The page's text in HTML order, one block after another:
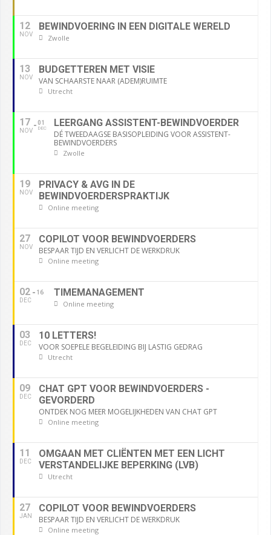
12
NOV
BEWINDVOERING IN EEN DIGITALE WERELD
Zwolle
13
NOV
BUDGETTEREN MET VISIE
VAN SCHAARSTE NAAR (ADEM)RUIMTE
Utrecht
17
NOV
01
DEC LEERGANG ASSISTENT-BEWINDVOERDER
DÉ TWEEDAAGSE BASISOPLEIDING VOOR ASSISTENT-
BEWINDVOERDERS
Zwolle
19
NOV
PRIVACY & AVG IN DE
BEWINDVOERDERSPRAKTIJK
Online meeting
27
NOV
COPILOT VOOR BEWINDVOERDERS
BESPAAR TIJD EN VERLICHT DE WERKDRUK
Online meeting
02
DEC
16 TIMEMANAGEMENT
Online meeting
03
DEC
10 LETTERS!
VOOR SOEPELE BEGELEIDING BIJ LASTIG GEDRAG
Utrecht
09
DEC
CHAT GPT VOOR BEWINDVOERDERS -
GEVORDERD
ONTDEK NOG MEER MOGELIJKHEDEN VAN CHAT GPT
Online meeting
11
DEC
OMGAAN MET CLIËNTEN MET EEN LICHT
VERSTANDELIJKE BEPERKING (LVB)
Utrecht
27
JAN
COPILOT VOOR BEWINDVOERDERS
BESPAAR TIJD EN VERLICHT DE WERKDRUK
Online meeting